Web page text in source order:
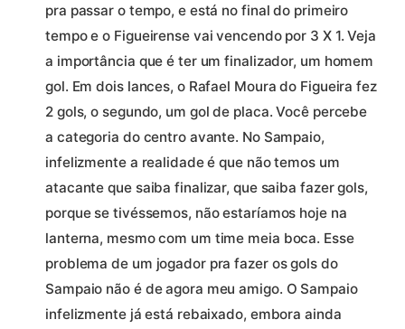
pra passar o tempo, e está no final do primeiro
tempo e o Figueirense vai vencendo por 3 X 1. Veja
a importância que é ter um finalizador, um homem
gol. Em dois lances, o Rafael Moura do Figueira fez
2 gols, o segundo, um gol de placa. Você percebe
a categoria do centro avante. No Sampaio,
infelizmente a realidade é que não temos um
atacante que saiba finalizar, que saiba fazer gols,
porque se tivéssemos, não estaríamos hoje na
lanterna, mesmo com um time meia boca. Esse
problema de um jogador pra fazer os gols do
Sampaio não é de agora meu amigo. O Sampaio
infelizmente já está rebaixado, embora ainda